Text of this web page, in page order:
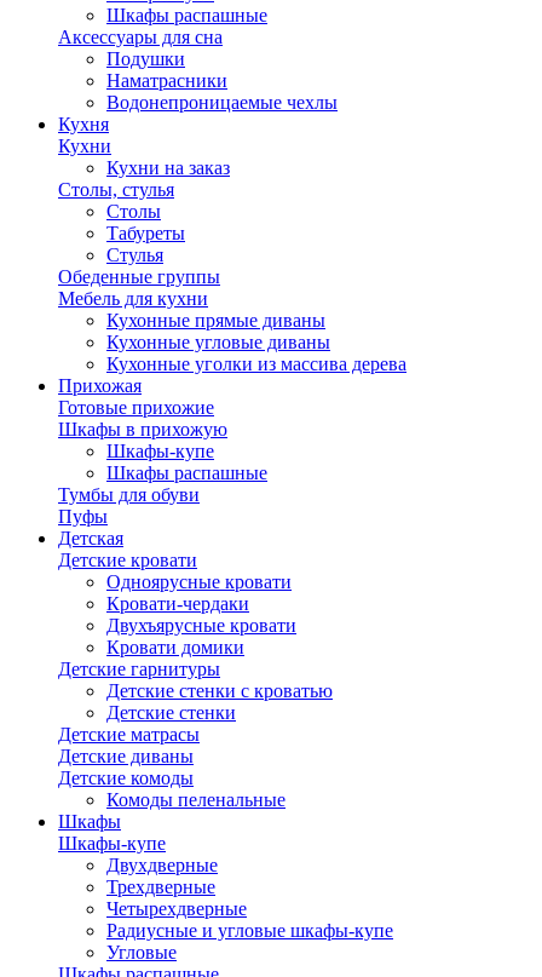
Шкафы распашные
Аксессуары для сна
Подушки
Наматрасники
Водонепроницаемые чехлы
Кухня
Кухни
Кухни на заказ
Столы, стулья
Столы
Табуреты
Стулья
Обеденные группы
Мебель для кухни
Кухонные прямые диваны
Кухонные угловые диваны
Кухонные уголки из массива дерева
Прихожая
Готовые прихожие
Шкафы в прихожую
Шкафы-купе
Шкафы распашные
Тумбы для обуви
Пуфы
Детская
Детские кровати
Одноярусные кровати
Кровати-чердаки
Двухъярусные кровати
Кровати домики
Детские гарнитуры
Детские стенки с кроватью
Детские стенки
Детские матрасы
Детские диваны
Детские комоды
Комоды пеленальные
Шкафы
Шкафы-купе
Двухдверные
Трехдверные
Четырехдверные
Радиусные и угловые шкафы-купе
Угловые